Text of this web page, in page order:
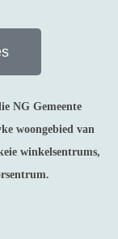
NG Gemeente
woongebied van
winkelsentrums,